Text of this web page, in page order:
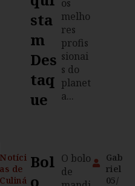
Sta
M
Des
Taq
Ue
os
melho
res
profis
sionai
s do
planet
a...
Notíci
as de
Culiná
Bol
O
O bolo
de
Gab
riel
05/